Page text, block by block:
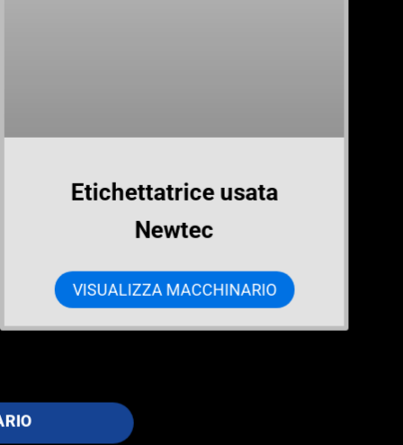
Etichettatrice usata
Newtec
VISUALIZZA MACCHINARIO